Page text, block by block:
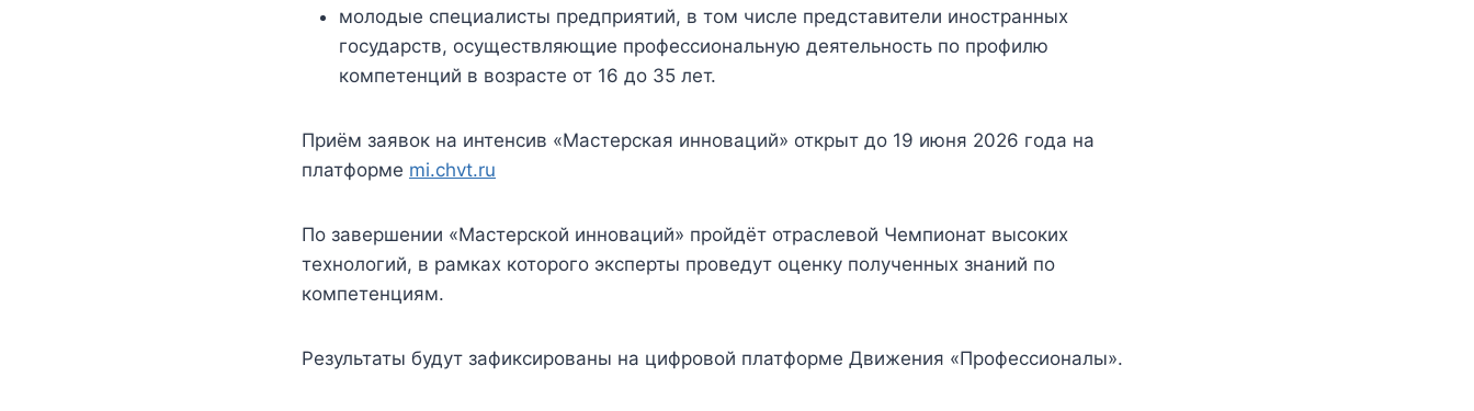
молодые специалисты предприятий, в том числе представители иностранных
государств, осуществляющие профессиональную деятельность по профилю
компетенций в возрасте от 16 до 35 лет.
Приём заявок на интенсив «Мастерская инноваций» открыт до 19 июня 2026 года на
платформе mi.chvt.ru
По завершении «Мастерской инноваций» пройдёт отраслевой Чемпионат высоких
технологий, в рамках которого эксперты проведут оценку полученных знаний по
компетенциям.
Результаты будут зафиксированы на цифровой платформе Движения «Профессионалы».